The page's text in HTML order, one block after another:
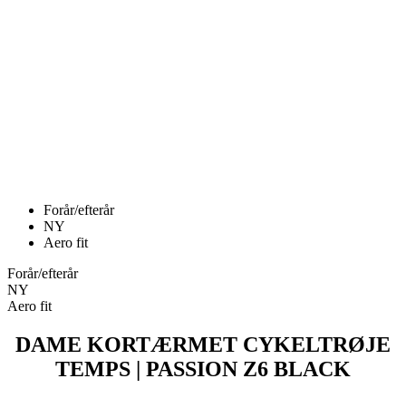
Forår/efterår
NY
Aero fit
Forår/efterår
NY
Aero fit
DAME KORTÆRMET CYKELTRØJE
TEMPS | PASSION Z6 BLACK